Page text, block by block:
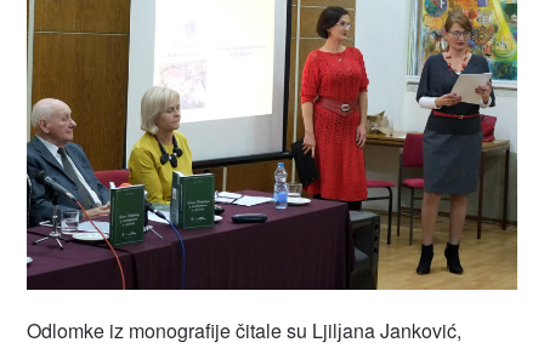
Odlomke iz monografije čitale su Ljilјana Janković,